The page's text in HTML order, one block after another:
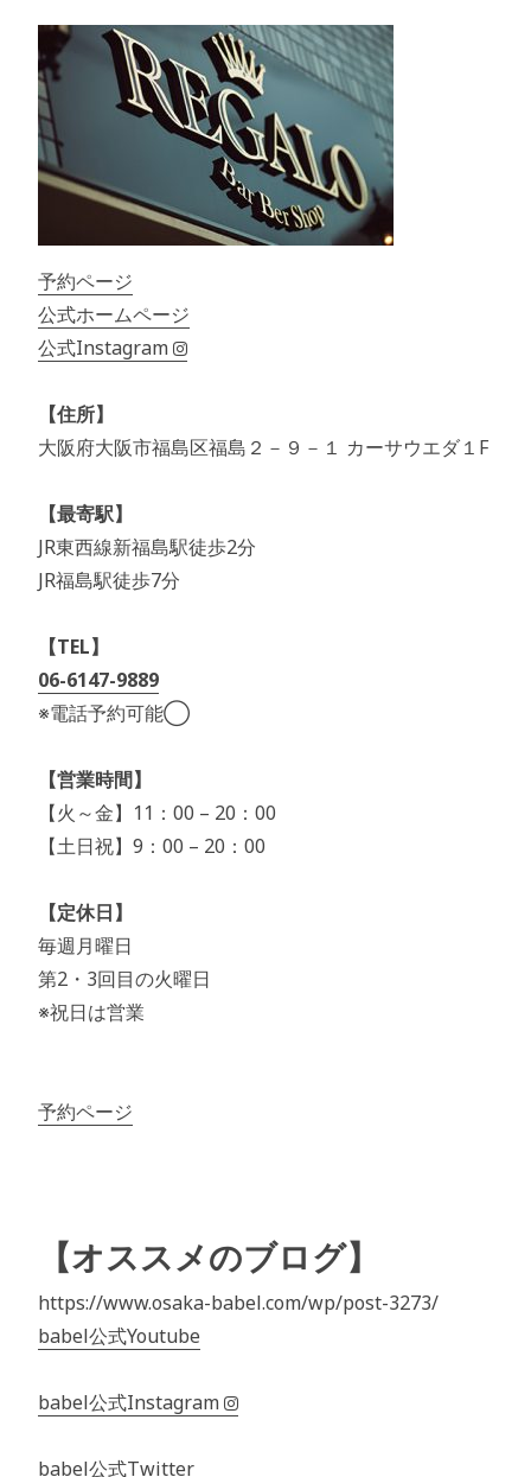
予約ページ
公式ホームページ
公式Instagram
【住所】
大阪府大阪市福島区福島２－９－１ カーサウエダ１F
【最寄駅】
JR東西線新福島駅徒歩2分
JR福島駅徒歩7分
【TEL】
06-6147-9889
※電話予約可能◯
【営業時間】
【火～金】11：00 – 20：00
【土日祝】9：00 – 20：00
【定休日】
毎週月曜日
第2・3回目の火曜日
※祝日は営業
予約ページ
【オススメのブログ】
https://www.osaka-babel.com/wp/post-3273/
babel公式Youtube
babel公式Instagram
babel公式Twitter